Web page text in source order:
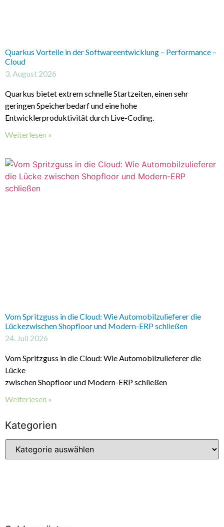
Quarkus Vorteile in der Softwareentwicklung – Performance –
Cloud
3. August 2026
Quarkus bietet extrem schnelle Startzeiten, einen sehr
geringen Speicherbedarf und eine hohe
Entwicklerproduktivität durch Live-Coding.
Weiterlesen »
Vom Spritzguss in die Cloud: Wie Automobilzulieferer die
Lückezwischen Shopfloor und Modern-ERP schließen
24. Juli 2026
Vom Spritzguss in die Cloud: Wie Automobilzulieferer die
Lücke
zwischen Shopfloor und Modern-ERP schließen
Weiterlesen »
Kategorien